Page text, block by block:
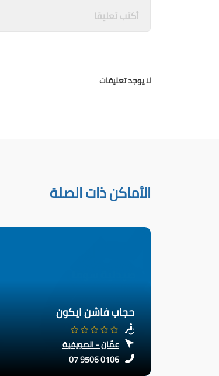
لا يوجد تعليقات
الأماكن ذات الصلة
حجاب فاشن ايكون
عمّان - الصويفية
07 9506 0106